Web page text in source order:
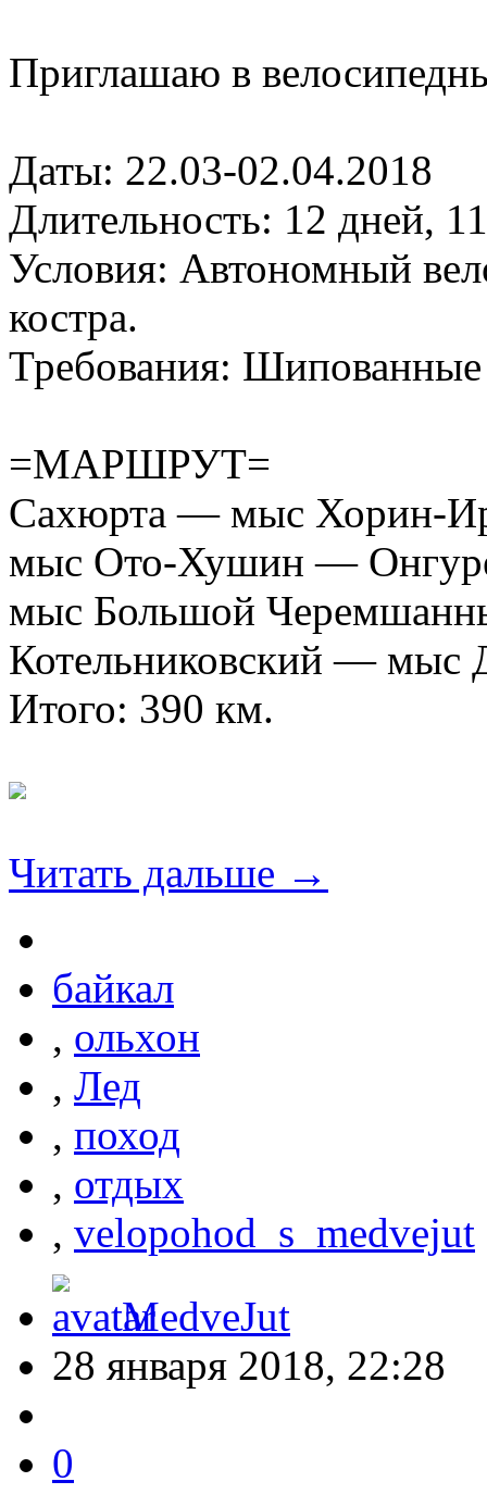
Приглашаю в
Даты: 22.03-02.04.2018
Длительность: 12 дней,
Условия: Автономный
костра.
Требования:
=МАРШРУТ=
Сахюрта — мыс Хорин-
мыс Ото-Хушин —
мыс Большой
Котельниковский — мыс
Итого: 390 км.
Читать дальше →
байкал
, ольхон
, Лед
, поход
, отдых
, velopohod_s_medvejut
MedveJut
28 января 2018, 22:28
0